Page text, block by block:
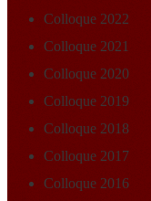
Colloque 2022
Colloque 2021
Colloque 2020
Colloque 2019
Colloque 2018
Colloque 2017
Colloque 2016